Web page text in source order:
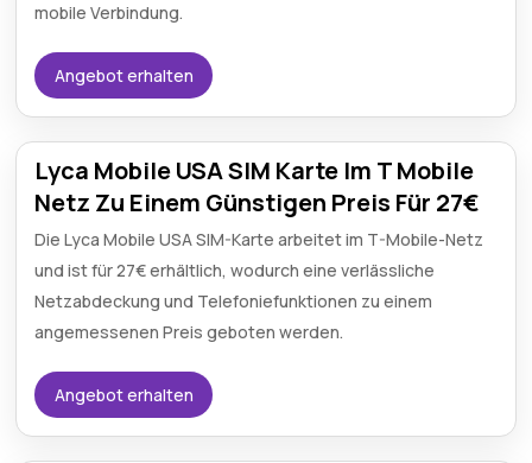
mobile Verbindung.
Angebot erhalten
Lyca Mobile USA SIM Karte Im T Mobile
Netz Zu Einem Günstigen Preis Für 27€
Die Lyca Mobile USA SIM-Karte arbeitet im T-Mobile-Netz
und ist für 27€ erhältlich, wodurch eine verlässliche
Netzabdeckung und Telefoniefunktionen zu einem
angemessenen Preis geboten werden.
Angebot erhalten